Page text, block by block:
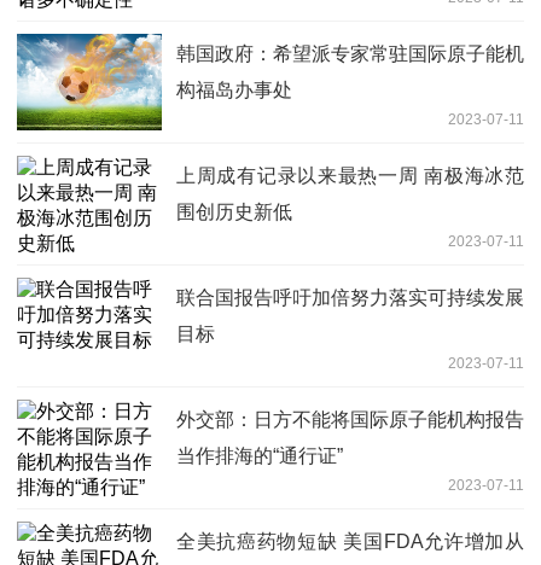
韩国政府：希望派专家常驻国际原子能机
构福岛办事处
2023-07-11
上周成有记录以来最热一周 南极海冰范
围创历史新低
2023-07-11
联合国报告呼吁加倍努力落实可持续发展
目标
2023-07-11
外交部：日方不能将国际原子能机构报告
当作排海的“通行证”
2023-07-11
全美抗癌药物短缺 美国FDA允许增加从